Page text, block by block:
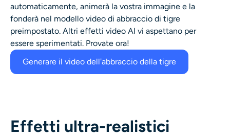
Effetti video
Potenziatore video
Rimozione filigrana video
automaticamente, animerà la vostra immagine e la
fonderà nel modello video di abbraccio di tigre
preimpostato. Altri effetti video AI vi aspettano per
essere sperimentati. Provate ora!
Generare il video dell'abbraccio della tigre
Effetti ultra-realistici